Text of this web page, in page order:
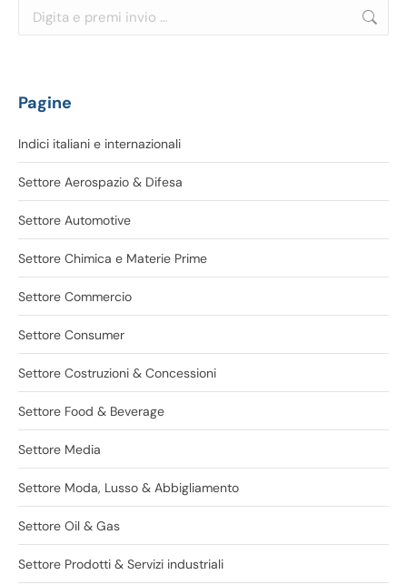
Cerca:
Pagine
Indici italiani e internazionali
Settore Aerospazio & Difesa
Settore Automotive
Settore Chimica e Materie Prime
Settore Commercio
Settore Consumer
Settore Costruzioni & Concessioni
Settore Food & Beverage
Settore Media
Settore Moda, Lusso & Abbigliamento
Settore Oil & Gas
Settore Prodotti & Servizi industriali